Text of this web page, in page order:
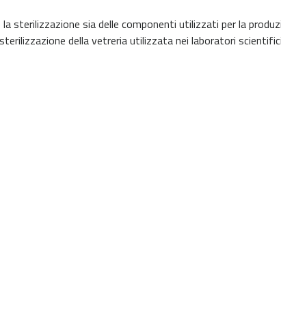
sterilizzazione sia delle componenti utilizzati per la
della vetreria utilizzata nei laboratori scientifici